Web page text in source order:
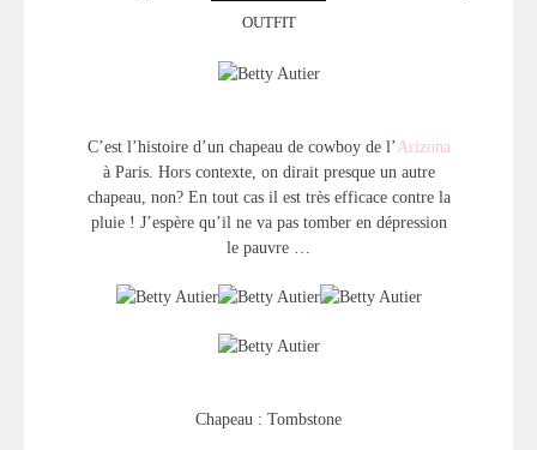
OUTFIT
C’est l’histoire d’un chapeau de cowboy de l’Arizona
à Paris. Hors contexte, on dirait presque un autre
chapeau, non? En tout cas il est très efficace contre la
pluie ! J’espère qu’il ne va pas tomber en dépression
le pauvre …
Chapeau : Tombstone